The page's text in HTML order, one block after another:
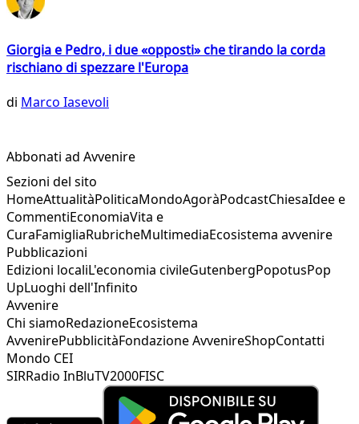
Giorgia e Pedro, i due «opposti» che tirando la corda
rischiano di spezzare l'Europa
di Marco Iasevoli
Abbonati ad Avvenire
Sezioni del sito
HomeAttualitàPoliticaMondoAgoràPodcastChiesaIdee e
CommentiEconomiaVita e
CuraFamigliaRubricheMultimediaEcosistema avvenire
Pubblicazioni
Edizioni localiL'economia civileGutenbergPopotusPop
UpLuoghi dell'Infinito
Avvenire
Chi siamoRedazioneEcosistema
AvvenirePubblicitàFondazione AvvenireShopContatti
Mondo CEI
SIRRadio InBluTV2000FISC